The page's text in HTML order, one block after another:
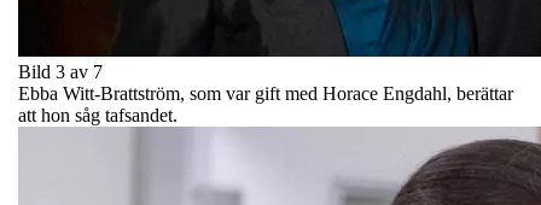
Bild 3 av 7
Ebba Witt-Brattström, som var gift med Horace Engdahl, berättar
att hon såg tafsandet.